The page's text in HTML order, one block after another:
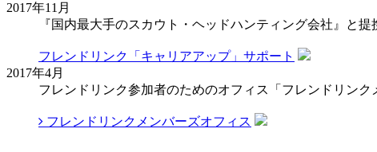
2017年11月
『国内最大手のスカウト・ヘッドハンティング会社』と
フレンドリンク「キャリアアップ」サポート
2017年4月
フレンドリンク参加者のためのオフィス「フレンドリンク
フレンドリンクメンバーズオフィス